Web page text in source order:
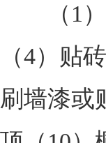
（1）
（4）贴
刷墙漆或